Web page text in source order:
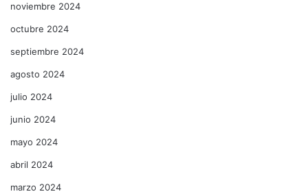
noviembre 2024
octubre 2024
septiembre 2024
agosto 2024
julio 2024
junio 2024
mayo 2024
abril 2024
marzo 2024